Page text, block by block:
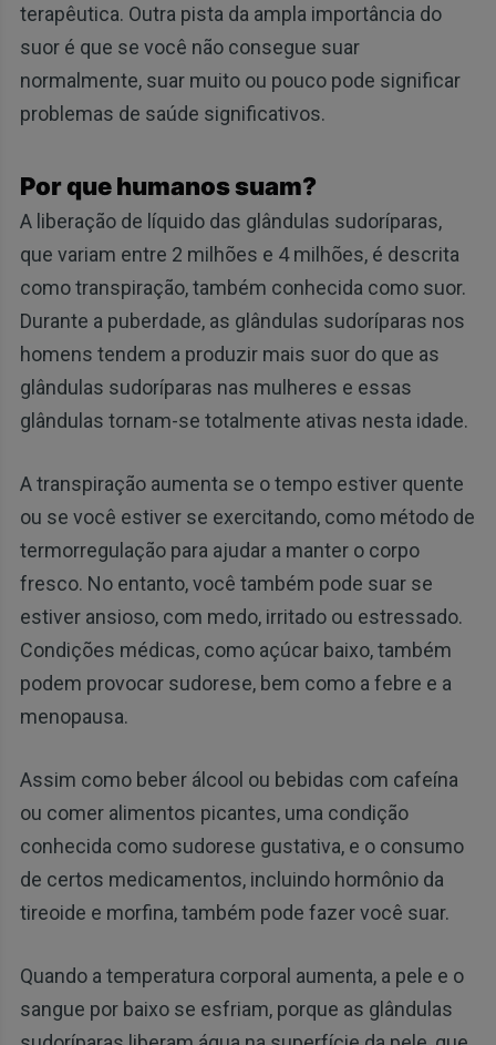
terapêutica. Outra pista da ampla importância do
suor é que se você não consegue suar
normalmente, suar muito ou pouco pode significar
problemas de saúde significativos.
Por que humanos suam?
A liberação de líquido das glândulas sudoríparas,
que variam entre 2 milhões e 4 milhões, é descrita
como transpiração, também conhecida como suor.
Durante a puberdade, as glândulas sudoríparas nos
homens tendem a produzir mais suor do que as
glândulas sudoríparas nas mulheres e essas
glândulas tornam-se totalmente ativas nesta idade.
A transpiração aumenta se o tempo estiver quente
ou se você estiver se exercitando, como método de
termorregulação para ajudar a manter o corpo
fresco. No entanto, você também pode suar se
estiver ansioso, com medo, irritado ou estressado.
Condições médicas, como açúcar baixo, também
podem provocar sudorese, bem como a febre e a
menopausa.
Assim como beber álcool ou bebidas com cafeína
ou comer alimentos picantes, uma condição
conhecida como sudorese gustativa, e o consumo
de certos medicamentos, incluindo hormônio da
tireoide e morfina, também pode fazer você suar.
Quando a temperatura corporal aumenta, a pele e o
sangue por baixo se esfriam, porque as glândulas